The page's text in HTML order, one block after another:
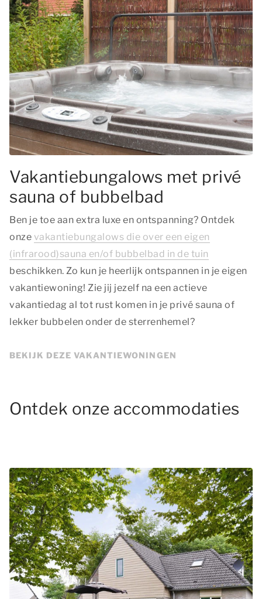
Vakantiebungalows met privé
sauna of bubbelbad
Ben je toe aan extra luxe en ontspanning? Ontdek
onze vakantiebungalows die over een eigen
(infrarood)sauna en/of bubbelbad in de tuin
beschikken. Zo kun je heerlijk ontspannen in je eigen
vakantiewoning! Zie jij jezelf na een actieve
vakantiedag al tot rust komen in je privé sauna of
lekker bubbelen onder de sterrenhemel?
BEKIJK DEZE VAKANTIEWONINGEN
Ontdek onze accommodaties